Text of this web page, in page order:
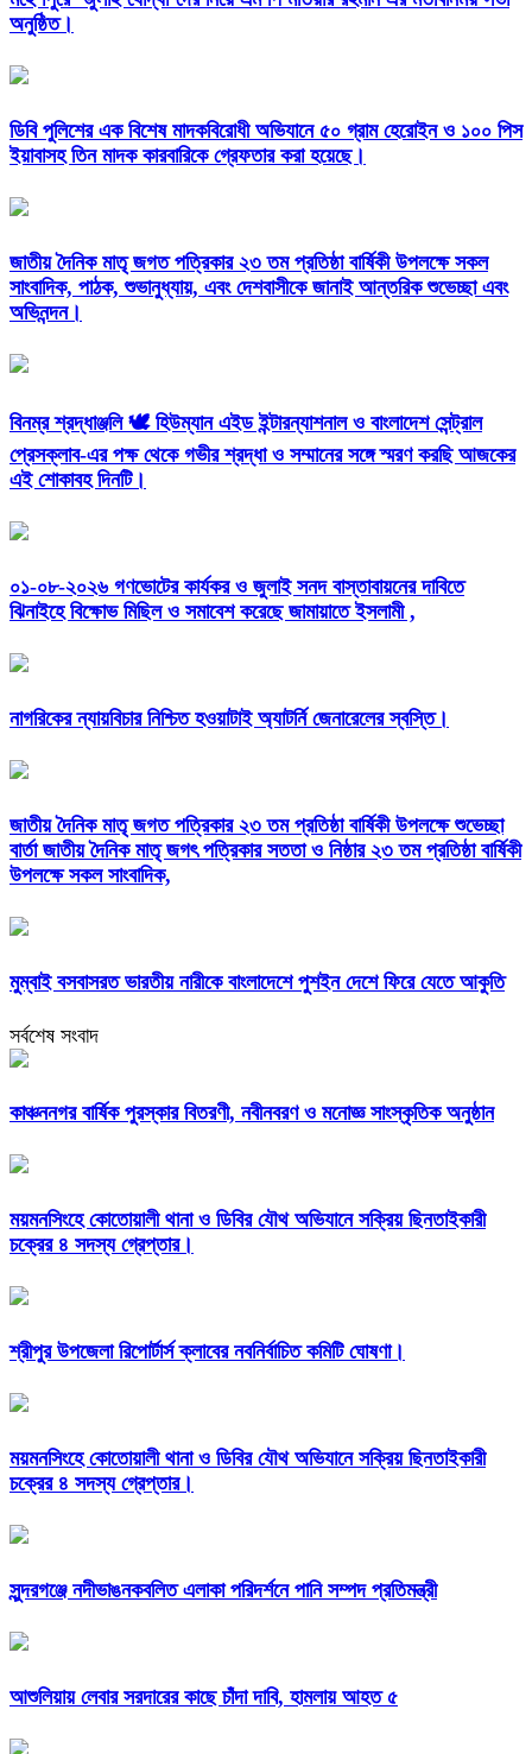
অনুষ্ঠিত।
ডিবি পুলিশের এক বিশেষ মাদকবিরোধী অভিযানে ৫০ গ্রাম হেরোইন ও ১০০ পিস
ইয়াবাসহ তিন মাদক কারবারিকে গ্রেফতার করা হয়েছে।
জাতীয় দৈনিক মাতৃ জগত পত্রিকার ২৩ তম প্রতিষ্ঠা বার্ষিকী উপলক্ষে সকল
সাংবাদিক, পাঠক, শুভানুধ্যায়, এবং দেশবাসীকে জানাই আন্তরিক শুভেচ্ছা এবং
অভিনন্দন।
বিনম্র শ্রদ্ধাঞ্জলি 🕊️ হিউম্যান এইড ইন্টারন্যাশনাল ও বাংলাদেশ সেন্ট্রাল
প্রেসক্লাব-এর পক্ষ থেকে গভীর শ্রদ্ধা ও সম্মানের সঙ্গে স্মরণ করছি আজকের
এই শোকাবহ দিনটি।
০১-০৮-২০২৬ গণভোটের কার্যকর ও জুলাই সনদ বাস্তাবায়নের দাবিতে
ঝিনাইহে বিক্ষোভ মিছিল ও সমাবেশ করেছে জামায়াতে ইসলামী ,
নাগরিকের ন্যায়বিচার নিশ্চিত হওয়াটাই অ্যাটর্নি জেনারেলের স্বস্তি।
জাতীয় দৈনিক মাতৃ জগত পত্রিকার ২৩ তম প্রতিষ্ঠা বার্ষিকী উপলক্ষে শুভেচ্ছা
বার্তা জাতীয় দৈনিক মাতৃ জগৎ পত্রিকার সততা ও নিষ্ঠার ২৩ তম প্রতিষ্ঠা বার্ষিকী
উপলক্ষে সকল সাংবাদিক,
মুম্বাই বসবাসরত ভারতীয় নারীকে বাংলাদেশে পুশইন দেশে ফিরে যেতে আকুতি
সর্বশেষ সংবাদ
কাঞ্চননগর বার্ষিক পুরস্কার বিতরণী, নবীনবরণ ও মনোজ্ঞ সাংস্কৃতিক অনুষ্ঠান
ময়মনসিংহে কোতোয়ালী থানা ও ডিবির যৌথ অভিযানে সক্রিয় ছিনতাইকারী
চক্রের ৪ সদস্য গ্রেপ্তার।
শ্রীপুর উপজেলা রিপোর্টার্স ক্লাবের নবনির্বাচিত কমিটি ঘোষণা।
ময়মনসিংহে কোতোয়ালী থানা ও ডিবির যৌথ অভিযানে সক্রিয় ছিনতাইকারী
চক্রের ৪ সদস্য গ্রেপ্তার।
সুন্দরগঞ্জে নদীভাঙনকবলিত এলাকা পরিদর্শনে পানি সম্পদ প্রতিমন্ত্রী
আশুলিয়ায় লেবার সরদারের কাছে চাঁদা দাবি, হামলায় আহত ৫